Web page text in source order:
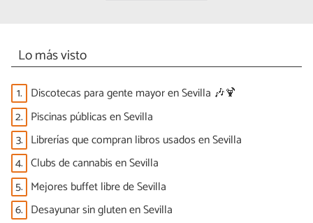
Lo más visto
1. Discotecas para gente mayor en Sevilla 🎶🍹
2. Piscinas públicas en Sevilla
3. Librerías que compran libros usados en Sevilla
4. Clubs de cannabis en Sevilla
5. Mejores buffet libre de Sevilla
6. Desayunar sin gluten en Sevilla